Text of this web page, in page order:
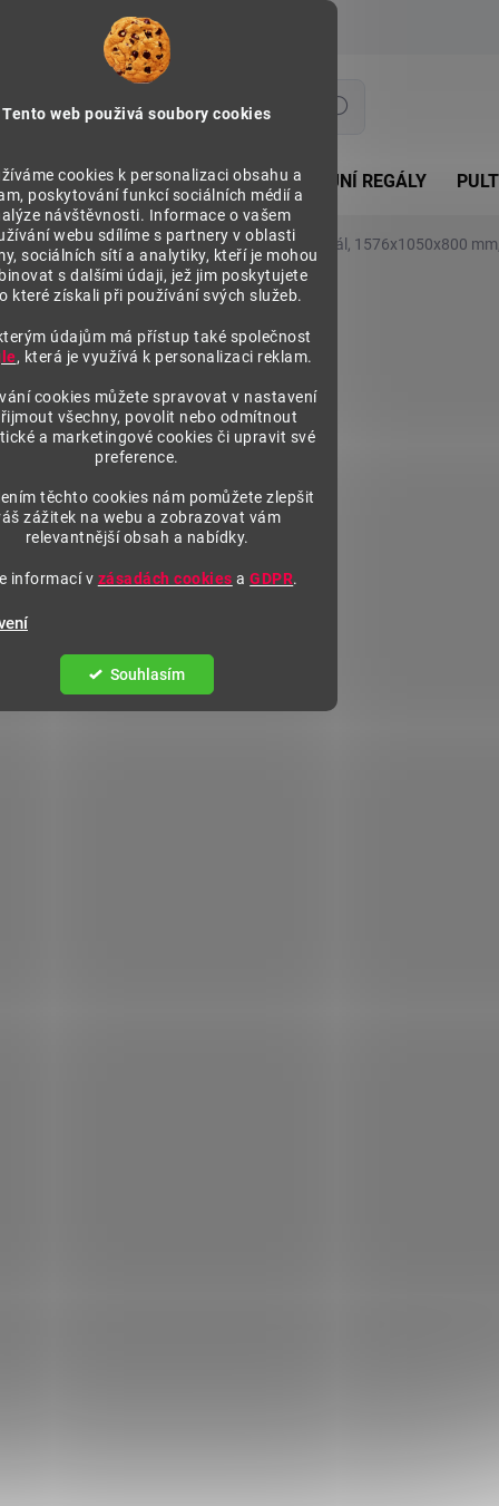
Tento web použivá soubory cookies
cookies k personalizaci obsahu a
poskytování funkcí sociálních médií a
návštěvnosti. Informace o vašem
webu sdílíme s partnery v oblasti
sociálních sítí a analytiky, kteří je mohou
s dalšími údaji, jež jim poskytujete
které získali při používání svých služeb.
údajům má přístup také společnost
, která je využívá k personalizaci reklam.
cookies můžete spravovat v nastavení
všechny, povolit nebo odmítnout
a marketingové cookies či upravit své
preference.
těchto cookies nám pomůžete zlepšit
zážitek na webu a zobrazovat vám
relevantnější obsah a nabídky.
informací v zásadách cookies aGDPR.
Souhlasím
Prohlášení o používání COOKIES
Hledat
REGÁLY OBOUSTRANNÉ PRODEJNÍ REGÁLY
mm, základní moduly Kovový policový regál, 1576x1050x800